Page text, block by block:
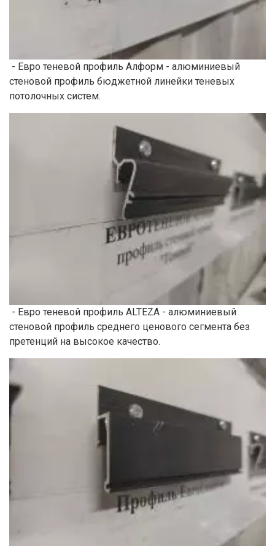
- Евро теневой профиль Алформ - алюминиевый
стеновой профиль бюджетной линейки теневых
потолочных систем.
- Евро теневой профиль ALTEZA - алюминиевый
стеновой профиль среднего ценового сегмента без
претенций на высокое качество.